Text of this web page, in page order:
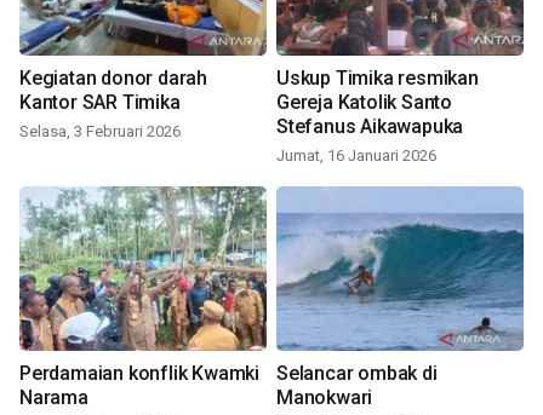
Kegiatan donor darah
Kantor SAR Timika
Selasa, 3 Februari 2026
Uskup Timika resmikan
Gereja Katolik Santo
Stefanus Aikawapuka
Jumat, 16 Januari 2026
Perdamaian konflik Kwamki
Narama
Selancar ombak di
Manokwari